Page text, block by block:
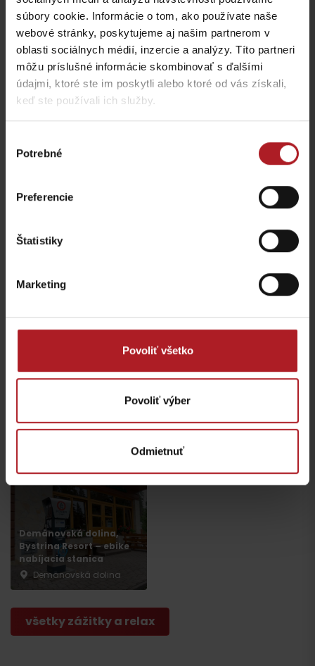
súbory cookie. Informácie o tom, ako používate naše
webové stránky, poskytujeme aj našim partnerom v
oblasti sociálnych médií, inzercie a analýzy. Títo partneri
môžu príslušné informácie skombinovať s ďalšími
údajmi, ktoré ste im poskytli alebo ktoré od vás získali,
keď ste používali ich služby.
súhlasu
Potrebné
Preferencie
Štatistiky
Marketing
Povoliť všetko
Povoliť výber
Odmietnuť
Reštaurácia Riverside
Demänovská dolina
Indická reštaurácia
SAFRAN
Liptovský Mikuláš -
Demänová
všetky miesta kde jesť a piť
Aktivity a relax v gh blízkosti:
Liptovský Mikuláš
Demänovská Dolina
Studničky – Solar Energy
Demänovská Dolina
Liptovský Mikuláš
Demänovská dolina,
Bystrina Resort – ebike
nabíjacia stanica
Demänovská dolina
všetky zážitky a relax